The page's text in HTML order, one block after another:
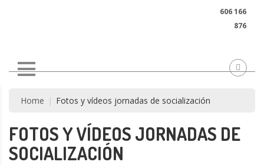
606 166
876
Home Fotos y vídeos jornadas de socialización
FOTOS Y VÍDEOS JORNADAS DE
SOCIALIZACIÓN